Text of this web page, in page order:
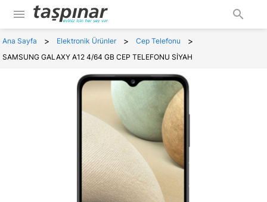
menu search
Ana Sayfa > Elektronik Ürünler > Cep Telefonu >
SAMSUNG GALAXY A12 4/64 GB CEP TELEFONU SİYAH